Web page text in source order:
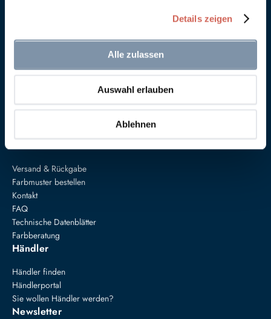
Details zeigen
Alle zulassen
Auswahl erlauben
Ablehnen
Anna von Mangoldt GmbH & Co. KG
34414 Warburg
Versand & Rückgabe
Farbmuster bestellen
Kontakt
FAQ
Technische Datenblätter
Farbberatung
Händler
Händler finden
Händlerportal
Sie wollen Händler werden?
Newsletter